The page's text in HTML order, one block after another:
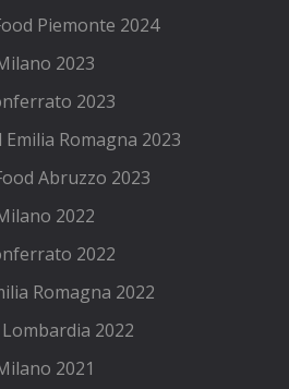
Piemonte 2024
2023
2023
Romagna 2023
Abruzzo 2023
2022
2022
Romagna 2022
2022
2021